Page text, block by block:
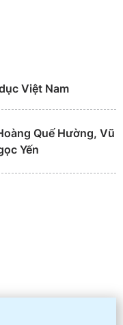
Việt Nam
Quế Hường, Vũ
Yến